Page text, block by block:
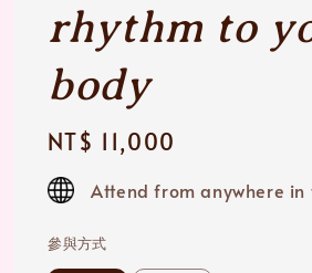
rhythm to
body
Regular
price
NT$ 11,000
Attend from anywhere in
參與方式